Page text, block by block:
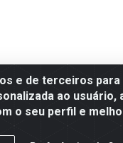
e de terceiros para
ao usuário,
o seu perfil e
distribuidora,